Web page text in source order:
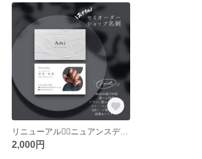
リニューアル👍🏼ニュアンスデザインおしゃれ🪿業者印刷🪿カード、オリジナル名刺♡記載内容自由 セミオーダー 二つ折り名刺
2,000円